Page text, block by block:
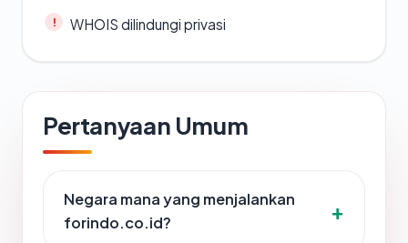
WHOIS dilindungi privasi
Pertanyaan Umum
Negara mana yang menjalankan
forindo.co.id?